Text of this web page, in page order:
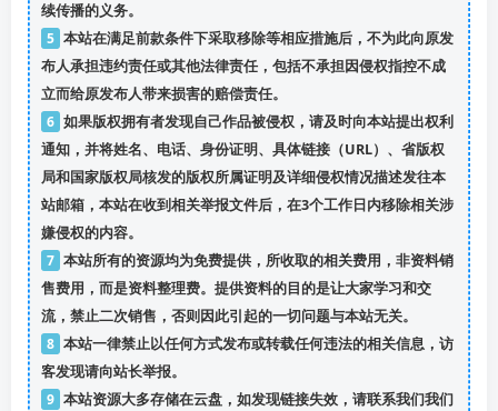
续传播的义务。
5 本站在满足前款条件下采取移除等相应措施后，不为此向原发
布人承担违约责任或其他法律责任，包括不承担因侵权指控不成
立而给原发布人带来损害的赔偿责任。
6 如果版权拥有者发现自己作品被侵权，请及时向本站提出权利
通知，并将姓名、电话、身份证明、具体链接（URL）、省版权
局和国家版权局核发的版权所属证明及详细侵权情况描述发往本
站邮箱，本站在收到相关举报文件后，在3个工作日内移除相关涉
嫌侵权的内容。
7 本站所有的资源均为免费提供，所收取的相关费用，非资料销
售费用，而是资料整理费。提供资料的目的是让大家学习和交
流，禁止二次销售，否则因此引起的一切问题与本站无关。
8 本站一律禁止以任何方式发布或转载任何违法的相关信息，访
客发现请向站长举报。
9 本站资源大多存储在云盘，如发现链接失效，请联系我们我们